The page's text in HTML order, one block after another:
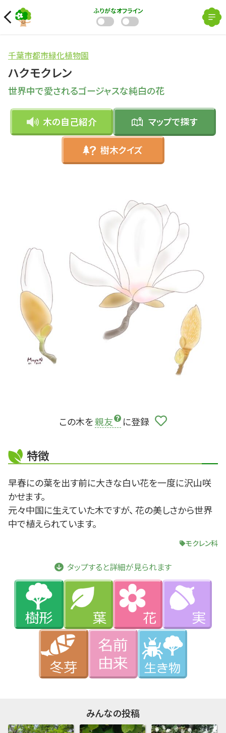
ふりがなオフライン
千葉市都市緑化植物園
ハクモクレン
世界中で愛されるゴージャスな純白の花
木の自己紹介 マップで探す
樹木クイズ
この木を親友 に登録
特徴
早春にの葉を出す前に大きな白い花を一度に沢山咲
かせます。
元々中国に生えていた木ですが、 花の美しさから世界
中で植えられています。
モクレン科
タップすると詳細が見られます
みんなの投稿